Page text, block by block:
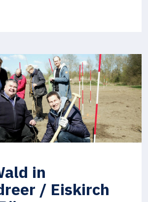
in
/ Eiskirch